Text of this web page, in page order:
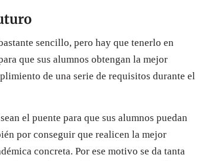
sencillo, pero hay que tenerlo en
que sus alumnos obtengan la mejor
de una serie de requisitos durante el
el puente para que sus alumnos puedan
por conseguir que realicen la mejor
concreta. Por ese motivo se da tanta